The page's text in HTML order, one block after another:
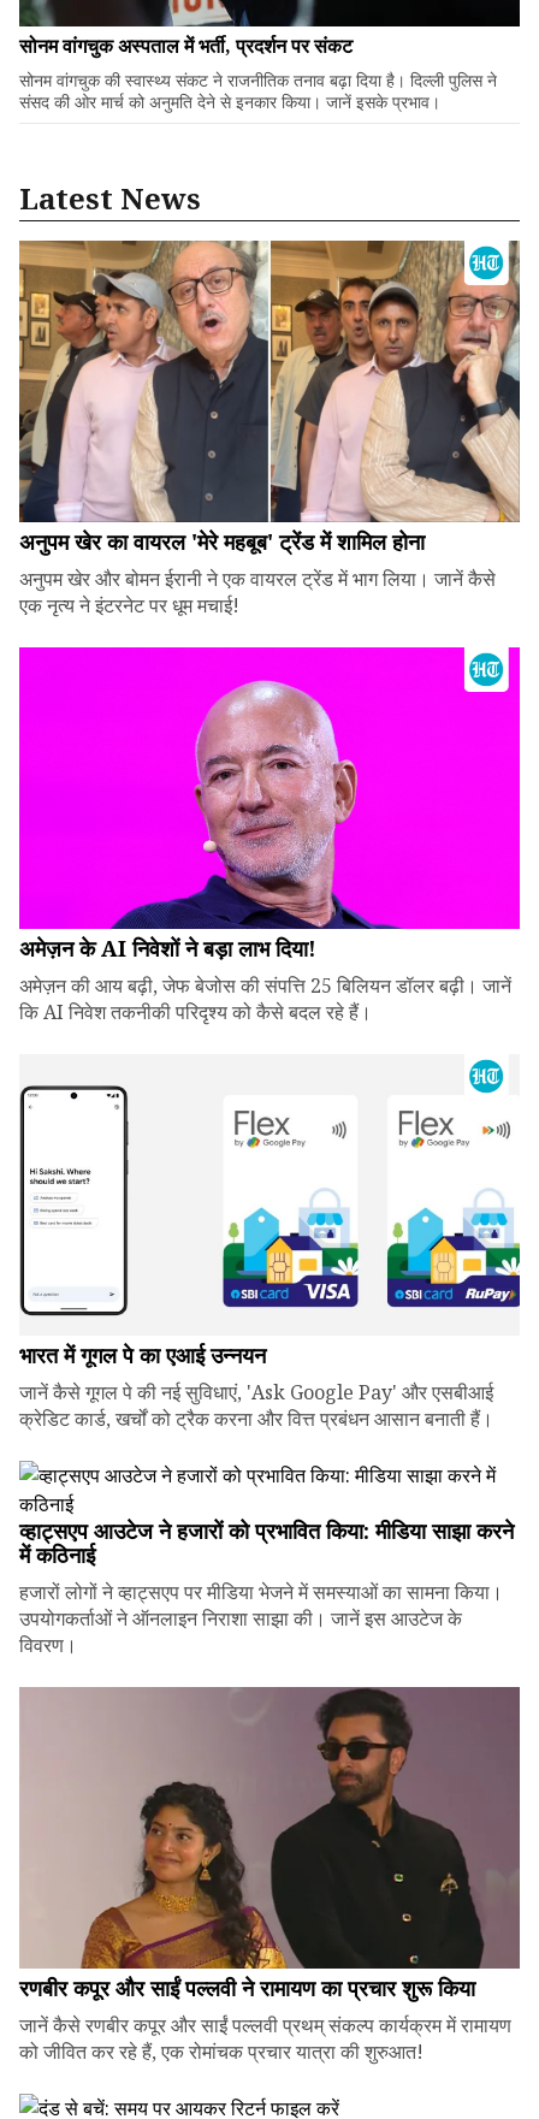
सोनम वांगचुक अस्पताल में भर्ती, प्रदर्शन पर संकट
सोनम वांगचुक की स्वास्थ्य संकट ने राजनीतिक तनाव बढ़ा दिया है। दिल्ली पुलिस ने
संसद की ओर मार्च को अनुमति देने से इनकार किया। जानें इसके प्रभाव।
Latest News
अनुपम खेर का वायरल 'मेरे महबूब' ट्रेंड में शामिल होना
अनुपम खेर और बोमन ईरानी ने एक वायरल ट्रेंड में भाग लिया। जानें कैसे
एक नृत्य ने इंटरनेट पर धूम मचाई!
अमेज़न के AI निवेशों ने बड़ा लाभ दिया!
अमेज़न की आय बढ़ी, जेफ बेजोस की संपत्ति 25 बिलियन डॉलर बढ़ी। जानें
कि AI निवेश तकनीकी परिदृश्य को कैसे बदल रहे हैं।
भारत में गूगल पे का एआई उन्नयन
जानें कैसे गूगल पे की नई सुविधाएं, 'Ask Google Pay' और एसबीआई
क्रेडिट कार्ड, खर्चों को ट्रैक करना और वित्त प्रबंधन आसान बनाती हैं।
व्हाट्सएप आउटेज ने हजारों को प्रभावित किया: मीडिया साझा करने
में कठिनाई
हजारों लोगों ने व्हाट्सएप पर मीडिया भेजने में समस्याओं का सामना किया।
उपयोगकर्ताओं ने ऑनलाइन निराशा साझा की। जानें इस आउटेज के
विवरण।
रणबीर कपूर और साईं पल्लवी ने रामायण का प्रचार शुरू किया
जानें कैसे रणबीर कपूर और साईं पल्लवी प्रथम् संकल्प कार्यक्रम में रामायण
को जीवित कर रहे हैं, एक रोमांचक प्रचार यात्रा की शुरुआत!